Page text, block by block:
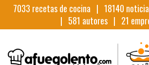
7033 recetas de cocina | 18140
| 581 autores | 21